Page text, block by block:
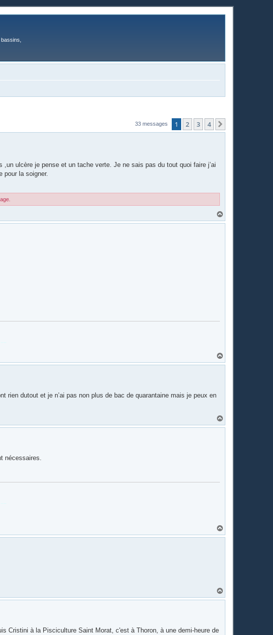
33 messages 1 2 3 4
ulcère je pense et un tache verte. Je ne sais pas du tout quoi faire j’ai
pour la soigner.
a
a
rien dutout et je n’ai pas non plus de bac de quarantaine mais je peux en
a
nécessaires.
a
a
Cristini à la Pisciculture Saint Morat, c'est à Thoron, à une demi-heure de